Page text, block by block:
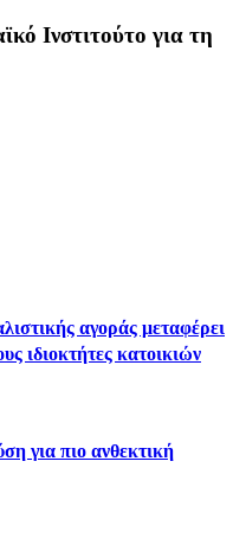
Ινστιτούτο για τη
αγοράς μεταφέρει
ιδιοκτήτες κατοικιών
για πιο ανθεκτική